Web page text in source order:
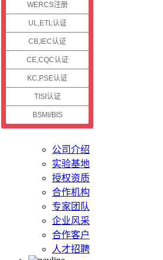
认证资讯
公司新闻
认证资讯
技术资讯
认证案例
关于储能
公司介绍
实验基地
授权资质
合作机构
专家团队
企业风采
合作客户
人才招聘
WERCS注册
UL,ETL认证
CB,IEC认证
CE,CQC认证
KC,PSE认证
TISI认证
BSMI/BIS